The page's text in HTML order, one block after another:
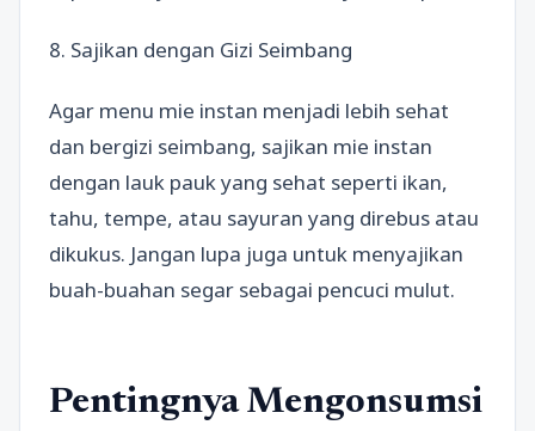
8. Sajikan dengan Gizi Seimbang
Agar menu mie instan menjadi lebih sehat
dan bergizi seimbang, sajikan mie instan
dengan lauk pauk yang sehat seperti ikan,
tahu, tempe, atau sayuran yang direbus atau
dikukus. Jangan lupa juga untuk menyajikan
buah-buahan segar sebagai pencuci mulut.
Pentingnya Mengonsumsi